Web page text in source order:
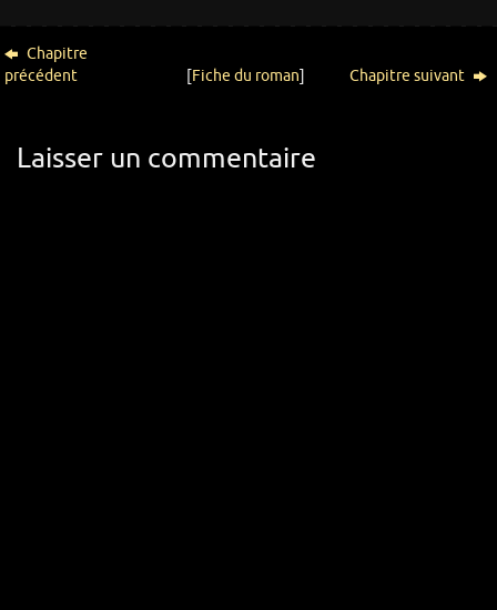
Chapitre
précédent
Fiche du roman Chapitre suivant
Laisser un commentaire